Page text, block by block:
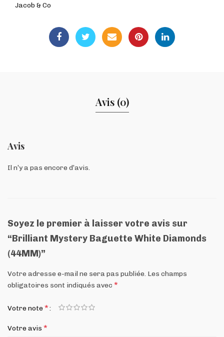
Jacob & Co
Avis (0)
Avis
Il n’y a pas encore d’avis.
Soyez le premier à laisser votre avis sur
“Brilliant Mystery Baguette White Diamonds
(44MM)”
Votre adresse e-mail ne sera pas publiée. Les champs
obligatoires sont indiqués avec *
Votre note*
Votre avis *